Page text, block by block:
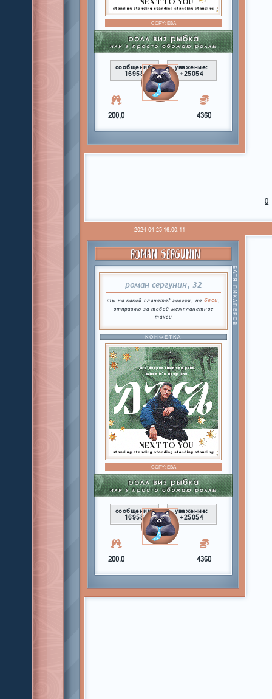
COPY:ЕВА
сообщений:
16958
уважение:
+25054
200,0 4360
0
2024-04-25 16:00:11
ROMAN SERGUNIN
роман сергунин, 32
ты на какой планете? говори, не беси,
отправлю за тобой межпланетное
такси
БАТЯ ПИКАПЕРОВ
КОНФЕТКА
COPY:ЕВА
сообщений:
16958
уважение:
+25054
200,0 4360